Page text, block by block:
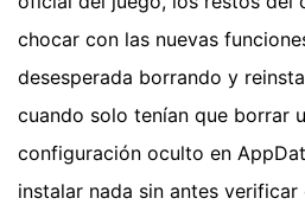
chocar con las nuevas
desesperada borrando y
cuando solo tenían que borrar
configuración oculto en
instalar nada sin antes